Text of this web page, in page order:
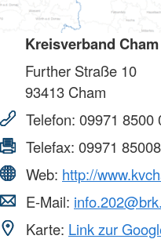
Kreisverband Cham
Further Straße 10
93413 Cham
Telefon: 09971 8500
Telefax: 09971
Web: http://
E-Mail:
Karte: Link zur